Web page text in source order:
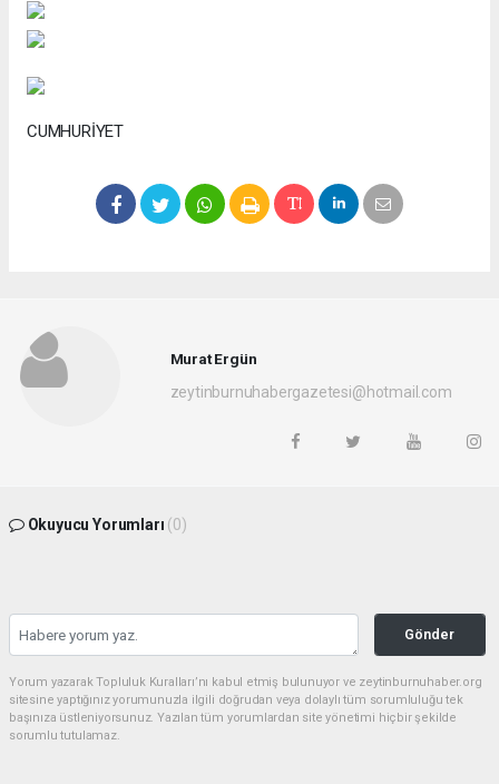
CUMHURİYET
Murat Ergün
zeytinburnuhabergazetesi@hotmail.com
Okuyucu Yorumları (0)
Gönder
Yorum yazarak Topluluk Kuralları’nı kabul etmiş bulunuyor ve zeytinburnuhaber.org
sitesine yaptığınız yorumunuzla ilgili doğrudan veya dolaylı tüm sorumluluğu tek
başınıza üstleniyorsunuz. Yazılan tüm yorumlardan site yönetimi hiçbir şekilde
sorumlu tutulamaz.